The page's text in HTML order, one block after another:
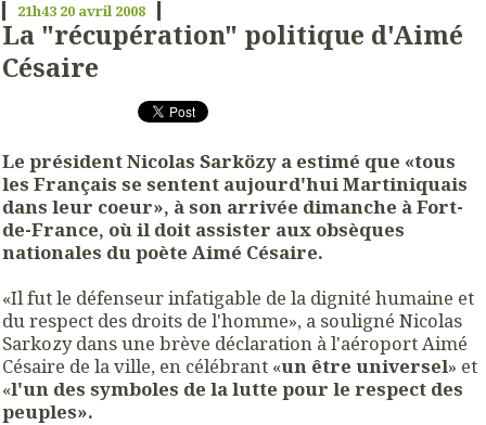
21h43 20 avril 2008
La "récupération" politique d'Aimé
Césaire
Le président Nicolas Sarközy a estimé que «tous
les Français se sentent aujourd'hui Martiniquais
dans leur coeur», à son arrivée dimanche à Fort-
de-France, où il doit assister aux obsèques
nationales du poète Aimé Césaire.
«Il fut le défenseur infatigable de la dignité humaine et
du respect des droits de l'homme», a souligné Nicolas
Sarkozy dans une brève déclaration à l'aéroport Aimé
Césaire de la ville, en célébrant «un être universel» et
«l'un des symboles de la lutte pour le respect des
peuples».